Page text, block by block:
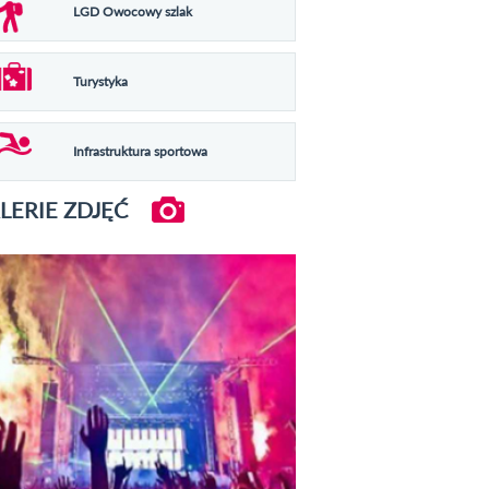
LGD Owocowy szlak
Turystyka
Infrastruktura sportowa
ZDJĘĆ